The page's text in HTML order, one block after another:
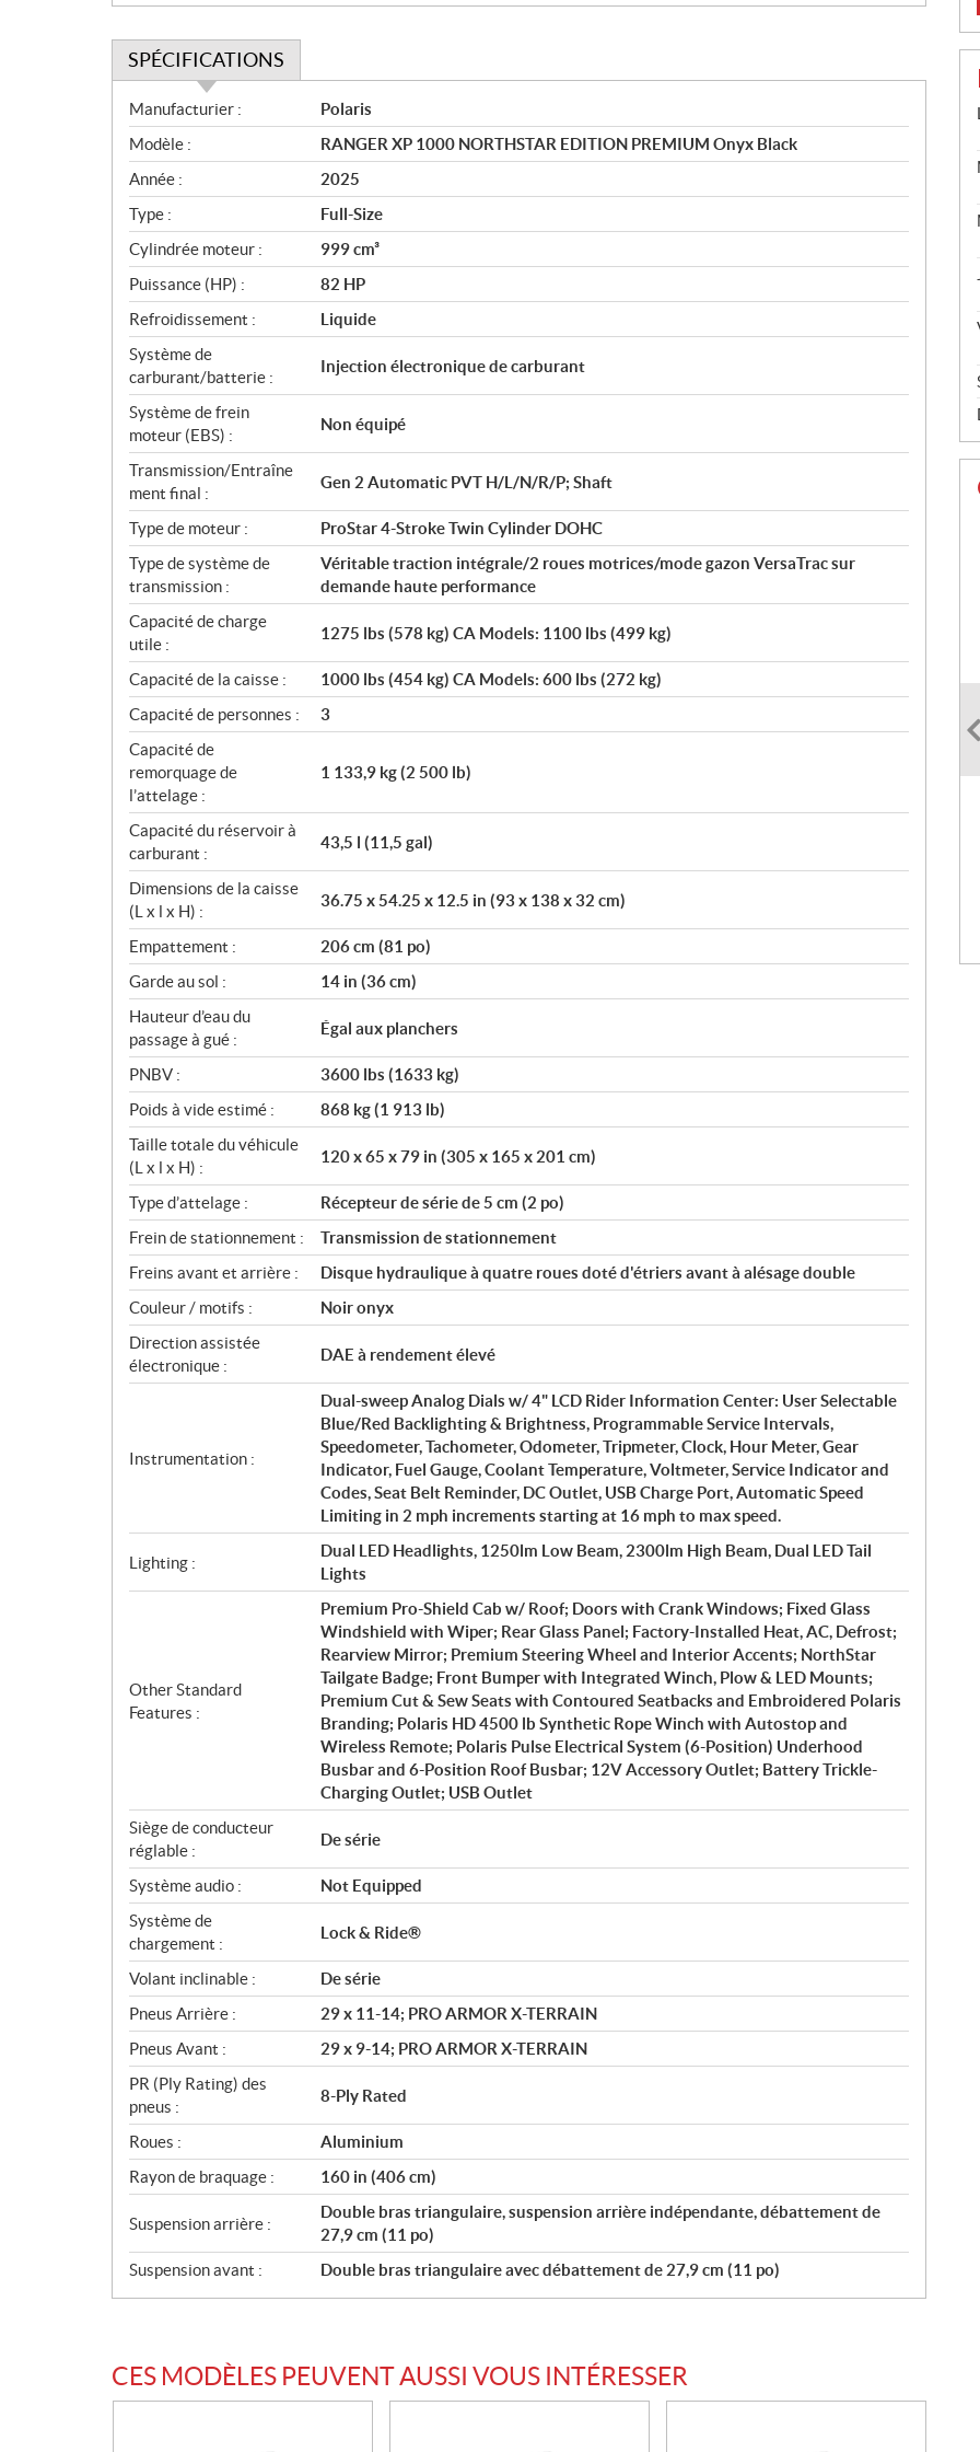
SPÉCIFICATIONS
S
p
é
c
i
f
i
c
a
t
i
o
n
s
Manufacturier :
Polaris
Modèle :
RANGER XP 1000 NORTHSTAR EDITION PREMIUM Onyx Black
Année :
2025
Type :
Full-Size
Cylindrée moteur :
999 cm³
Puissance (HP) :
82 HP
Refroidissement :
Liquide
Système de
carburant/batterie :
Injection électronique de carburant
Système de frein
moteur (EBS) :
Non équipé
Transmission/Entraîne
ment final :
Gen 2 Automatic PVT H/L/N/R/P; Shaft
Type de moteur :
ProStar 4-Stroke Twin Cylinder DOHC
Type de système de
transmission :
Véritable traction intégrale/2 roues motrices/mode gazon VersaTrac sur
demande haute performance
Capacité de charge
utile :
1275 lbs (578 kg) CA Models: 1100 lbs (499 kg)
Capacité de la caisse :
1000 lbs (454 kg) CA Models: 600 lbs (272 kg)
Capacité de personnes :
3
Capacité de
remorquage de
l’attelage :
1 133,9 kg (2 500 lb)
Capacité du réservoir à
carburant :
43,5 l (11,5 gal)
Dimensions de la caisse
(L x l x H) :
36.75 x 54.25 x 12.5 in (93 x 138 x 32 cm)
Empattement :
206 cm (81 po)
Garde au sol :
14 in (36 cm)
Hauteur d’eau du
passage à gué :
Égal aux planchers
PNBV :
3600 lbs (1633 kg)
Poids à vide estimé :
868 kg (1 913 lb)
Taille totale du véhicule
(L x l x H) :
120 x 65 x 79 in (305 x 165 x 201 cm)
Type d’attelage :
Récepteur de série de 5 cm (2 po)
Frein de stationnement :
Transmission de stationnement
Freins avant et arrière :
Disque hydraulique à quatre roues doté d'étriers avant à alésage double
Couleur / motifs :
Noir onyx
Direction assistée
électronique :
DAE à rendement élevé
Instrumentation :
Dual-sweep Analog Dials w/ 4" LCD Rider Information Center: User Selectable
Blue/Red Backlighting & Brightness, Programmable Service Intervals,
Speedometer, Tachometer, Odometer, Tripmeter, Clock, Hour Meter, Gear
Indicator, Fuel Gauge, Coolant Temperature, Voltmeter, Service Indicator and
Codes, Seat Belt Reminder, DC Outlet, USB Charge Port, Automatic Speed
Limiting in 2 mph increments starting at 16 mph to max speed.
Lighting :
Dual LED Headlights, 1250lm Low Beam, 2300lm High Beam, Dual LED Tail
Lights
Other Standard
Features :
Premium Pro-Shield Cab w/ Roof; Doors with Crank Windows; Fixed Glass
Windshield with Wiper; Rear Glass Panel; Factory-Installed Heat, AC, Defrost;
Rearview Mirror; Premium Steering Wheel and Interior Accents; NorthStar
Tailgate Badge; Front Bumper with Integrated Winch, Plow & LED Mounts;
Premium Cut & Sew Seats with Contoured Seatbacks and Embroidered Polaris
Branding; Polaris HD 4500 lb Synthetic Rope Winch with Autostop and
Wireless Remote; Polaris Pulse Electrical System (6-Position) Underhood
Busbar and 6-Position Roof Busbar; 12V Accessory Outlet; Battery Trickle-
Charging Outlet; USB Outlet
Siège de conducteur
réglable :
De série
Système audio :
Not Equipped
Système de
chargement :
Lock & Ride®
Volant inclinable :
De série
Pneus Arrière :
29 x 11-14; PRO ARMOR X-TERRAIN
Pneus Avant :
29 x 9-14; PRO ARMOR X-TERRAIN
PR (Ply Rating) des
pneus :
8-Ply Rated
Roues :
Aluminium
Rayon de braquage :
160 in (406 cm)
Suspension arrière :
Double bras triangulaire, suspension arrière indépendante, débattement de
27,9 cm (11 po)
Suspension avant :
Double bras triangulaire avec débattement de 27,9 cm (11 po)
CES MODÈLES PEUVENT AUSSI VOUS INTÉRESSER